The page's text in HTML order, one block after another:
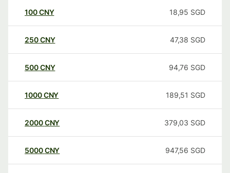
100CNY 18,95 SGD
250CNY 47,38 SGD
500CNY 94,76 SGD
1000CNY 189,51 SGD
2000CNY 379,03 SGD
5000CNY 947,56 SGD